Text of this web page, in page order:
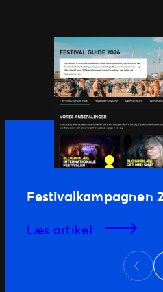
Festivalkampagnen
læs artikel
Previous